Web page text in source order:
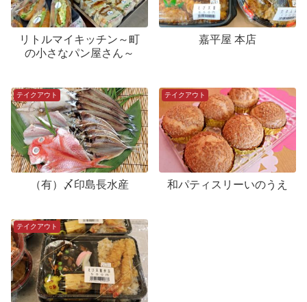
リトルマイキッチン～町
の小さなパン屋さん～
嘉平屋 本店
テイクアウト
（有）〆印島長水産
テイクアウト
和パティスリーいのうえ
テイクアウト